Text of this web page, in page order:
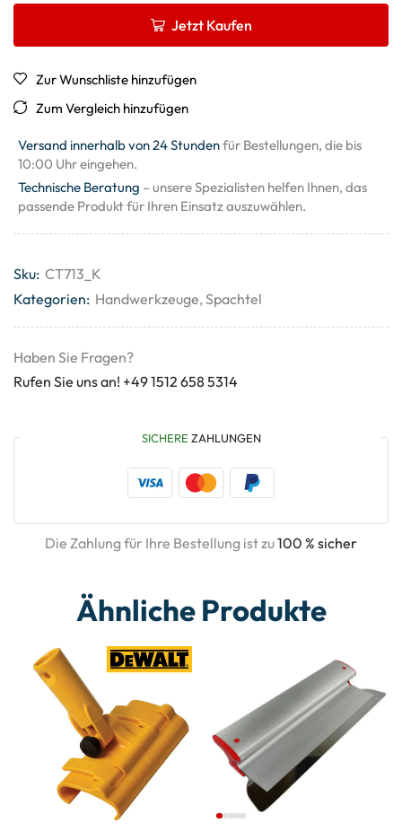
Jetzt Kaufen
Zur Wunschliste hinzufügen
Zum Vergleich hinzufügen
Versand innerhalb von 24 Stundenfür Bestellungen, die bis
10:00 Uhr eingehen.
Technische Beratung – unsere Spezialisten helfen Ihnen, das
passende Produkt für Ihren Einsatz auszuwählen.
Sku: CT713_K
Kategorien: Handwerkzeuge,Spachtel
Haben Sie Fragen?
Rufen Sie uns an! +49 1512 658 5314
SICHERE ZAHLUNGEN
Die Zahlung für Ihre Bestellung ist zu100 % sicher
Ähnliche Produkte